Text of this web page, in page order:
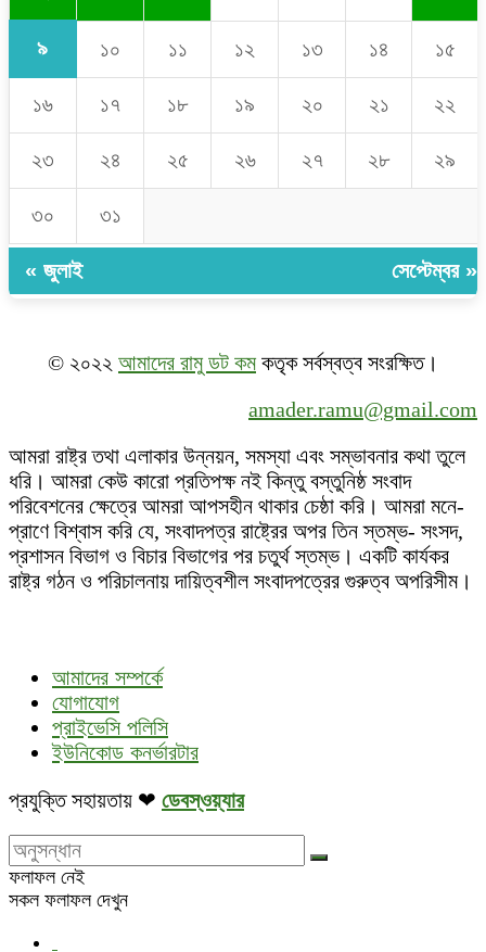
৯ ১০ ১১ ১২ ১৩ ১৪ ১৫
১৬ ১৭ ১৮ ১৯ ২০ ২১ ২২
২৩ ২৪ ২৫ ২৬ ২৭ ২৮ ২৯
৩০ ৩১
« জুলাই সেপ্টেম্বর »
© ২০২২ আমাদের রামু ডট কমকতৃক সর্বস্বত্ব সংরক্ষিত।
amader.ramu@gmail.com
আমরা রাষ্ট্র তথা এলাকার উন্নয়ন, সমস্যা এবং সম্ভাবনার কথা তুলে
ধরি। আমরা কেউ কারো প্রতিপক্ষ নই কিন্তু বস্তুনিষ্ঠ সংবাদ
পরিবেশনের ক্ষেত্রে আমরা আপসহীন থাকার চেষ্ঠা করি। আমরা মনে-
প্রাণে বিশ্বাস করি যে, সংবাদপত্র রাষ্ট্রের অপর তিন স্তম্ভ- সংসদ,
প্রশাসন বিভাগ ও বিচার বিভাগের পর চতুর্থ স্তম্ভ। একটি কার্যকর
রাষ্ট্র গঠন ও পরিচালনায় দায়িত্বশীল সংবাদপত্রের গুরুত্ব অপরিসীম।
আমাদের সম্পর্কে
যোগাযোগ
প্রাইভেসি পলিসি
ইউনিকোড কনর্ভারটার
প্রযুক্তি সহায়তায় ❤ ডেবস্ওয়্যার
ফলাফল নেই
সকল ফলাফল দেখুন